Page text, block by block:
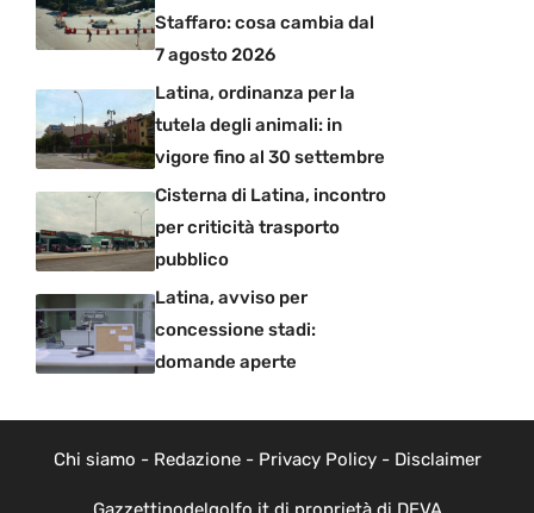
Staffaro: cosa cambia dal
7 agosto 2026
Latina, ordinanza per la
tutela degli animali: in
vigore fino al 30 settembre
Cisterna di Latina, incontro
per criticità trasporto
pubblico
Latina, avviso per
concessione stadi:
domande aperte
Chi siamo - Redazione- Privacy Policy- Disclaimer